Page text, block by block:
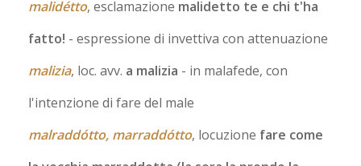
malidétto, esclamazione malidetto te e chi t'ha
fatto! - espressione di invettiva con attenuazione
malizia, loc. avv. a malizia - in malafede, con
l'intenzione di fare del male
malraddótto, marraddótto, locuzione fare come